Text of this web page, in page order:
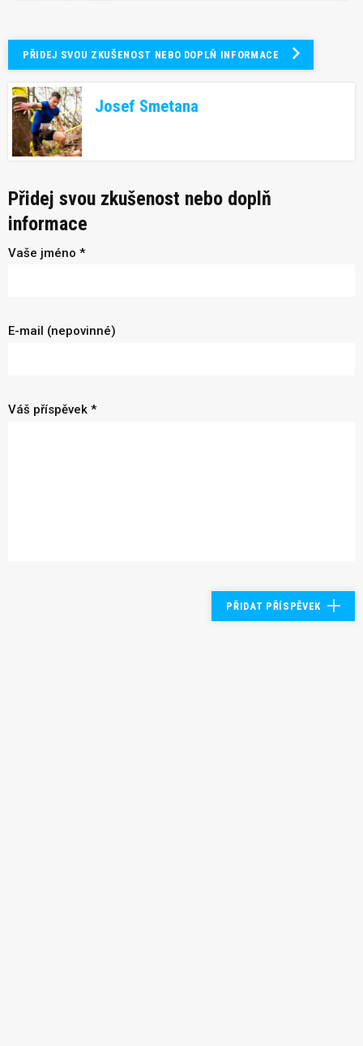
PŘIDEJ SVOU ZKUŠENOST NEBO DOPLŇ INFORMACE
Josef Smetana
Přidej svou zkušenost nebo doplň
informace
Vaše jméno *
E-mail (nepovinné)
Váš příspěvek *
PŘIDAT PŘÍSPĚVEK